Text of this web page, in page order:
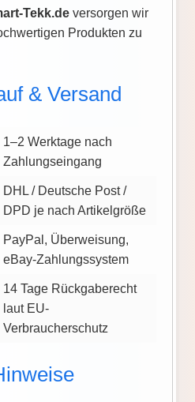
Tekk.de versorgen wir
Produkten zu
& Versand
1–2 Werktage nach
Zahlungseingang
DHL / Deutsche Post /
DPD je nach Artikelgröße
PayPal, Überweisung,
eBay-Zahlungssystem
14 Tage Rückgaberecht
laut EU-
Verbraucherschutz